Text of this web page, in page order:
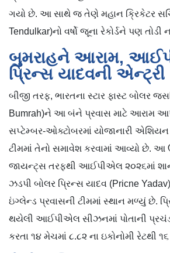
ગયો છે. આ સાથે જ તેણે મહાન ક્રિકેટર
Tendulkar)નો વર્ષો જૂના રેકોર્ડને પણ તોડી
બુમરાહને આરામ,
પ્રિન્સ યાદવની એન્ટ્રી
બીજી તરફ, ભારતના સ્ટાર ફાસ્ટ બોલર
Bumrah)ને આ બંને પ્રવાસ માટે આરામ
સપ્ટેમ્બર-ઓક્ટોબરમાં યોજાનારી એશિયન
ટીમમાં તેનો સમાવેશ કરવામાં આવ્યો છે.
જાયન્ટ્સ તરફથી આઈપીએલ ૨૦૨૬માં
ઝડપી બોલર પ્રિન્સ યાદવ (Pricne
ઇંગ્લેન્ડ પ્રવાસની ટીમમાં સ્થાન મળ્યું છે.
થયેલી આઈપીએલ સીઝનમાં પોતાની પ્રચંડ
કરતા ૧૪ મેચમાં ૮.૮૨ ના ઇકોનોમી રેટથી